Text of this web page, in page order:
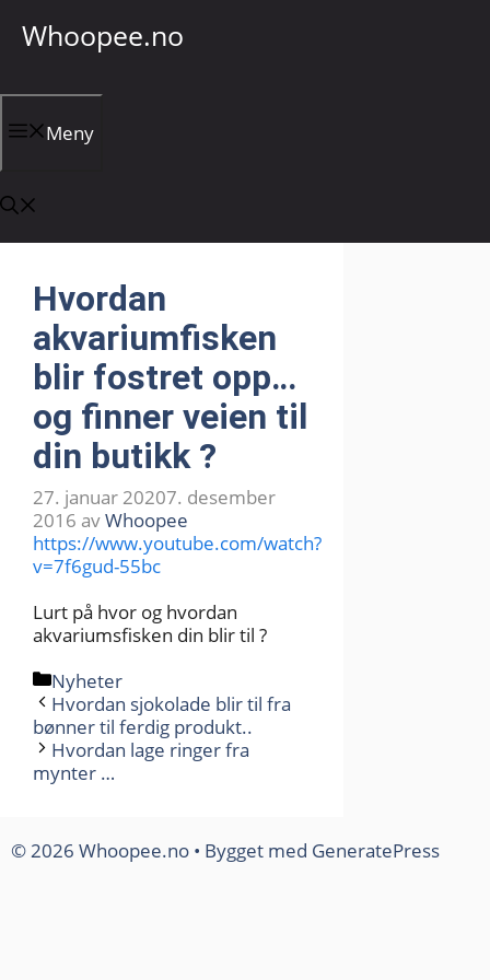
Whoopee.no
Meny
Hvordan
akvariumfisken
blir fostret opp…
og finner veien til
din butikk ?
27. januar 20207. desember
2016 avWhoopee
https://www.youtube.com/watch?
v=7f6gud-55bc
Lurt på hvor og hvordan
akvariumsfisken din blir til ?
Kategorier
Nyheter
Hvordan sjokolade blir til fra
bønner til ferdig produkt..
Hvordan lage ringer fra
mynter …
© 2026 Whoopee.no • Bygget med GeneratePress